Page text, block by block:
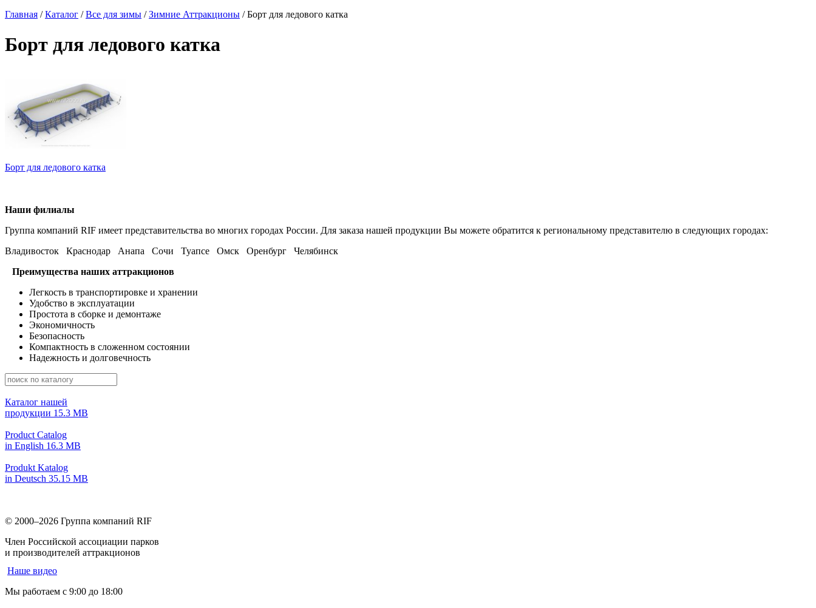
Главная /Каталог /Все для зимы /Зимние Аттракционы / Борт для ледового катка
Борт для ледового катка
Борт для ледового катка
Наши филиалы
Группа компаний RIF имеет представительства во многих городах России. Для заказа нашей продукции Вы можете обратится к региональному представителю в следующих городах:
Владивосток Краснодар Анапа Сочи Туапсе Омск Оренбург Челябинск
Преимущества наших аттракционов
Легкость в транспортировке и хранении
Удобство в эксплуатации
Простота в сборке и демонтаже
Экономичность
Безопасность
Компактность в сложенном состоянии
Надежность и долговечность
Каталог нашей
продукции 15.3 MB
Product Catalog
in English 16.3 MB
Produkt Katalog
in Deutsch 35.15 MB
© 2000–2026 Группа компаний RIF
Член Российской ассоциации парков
и производителей аттракционов
Наше видео
Мы работаем с 9:00 до 18:00